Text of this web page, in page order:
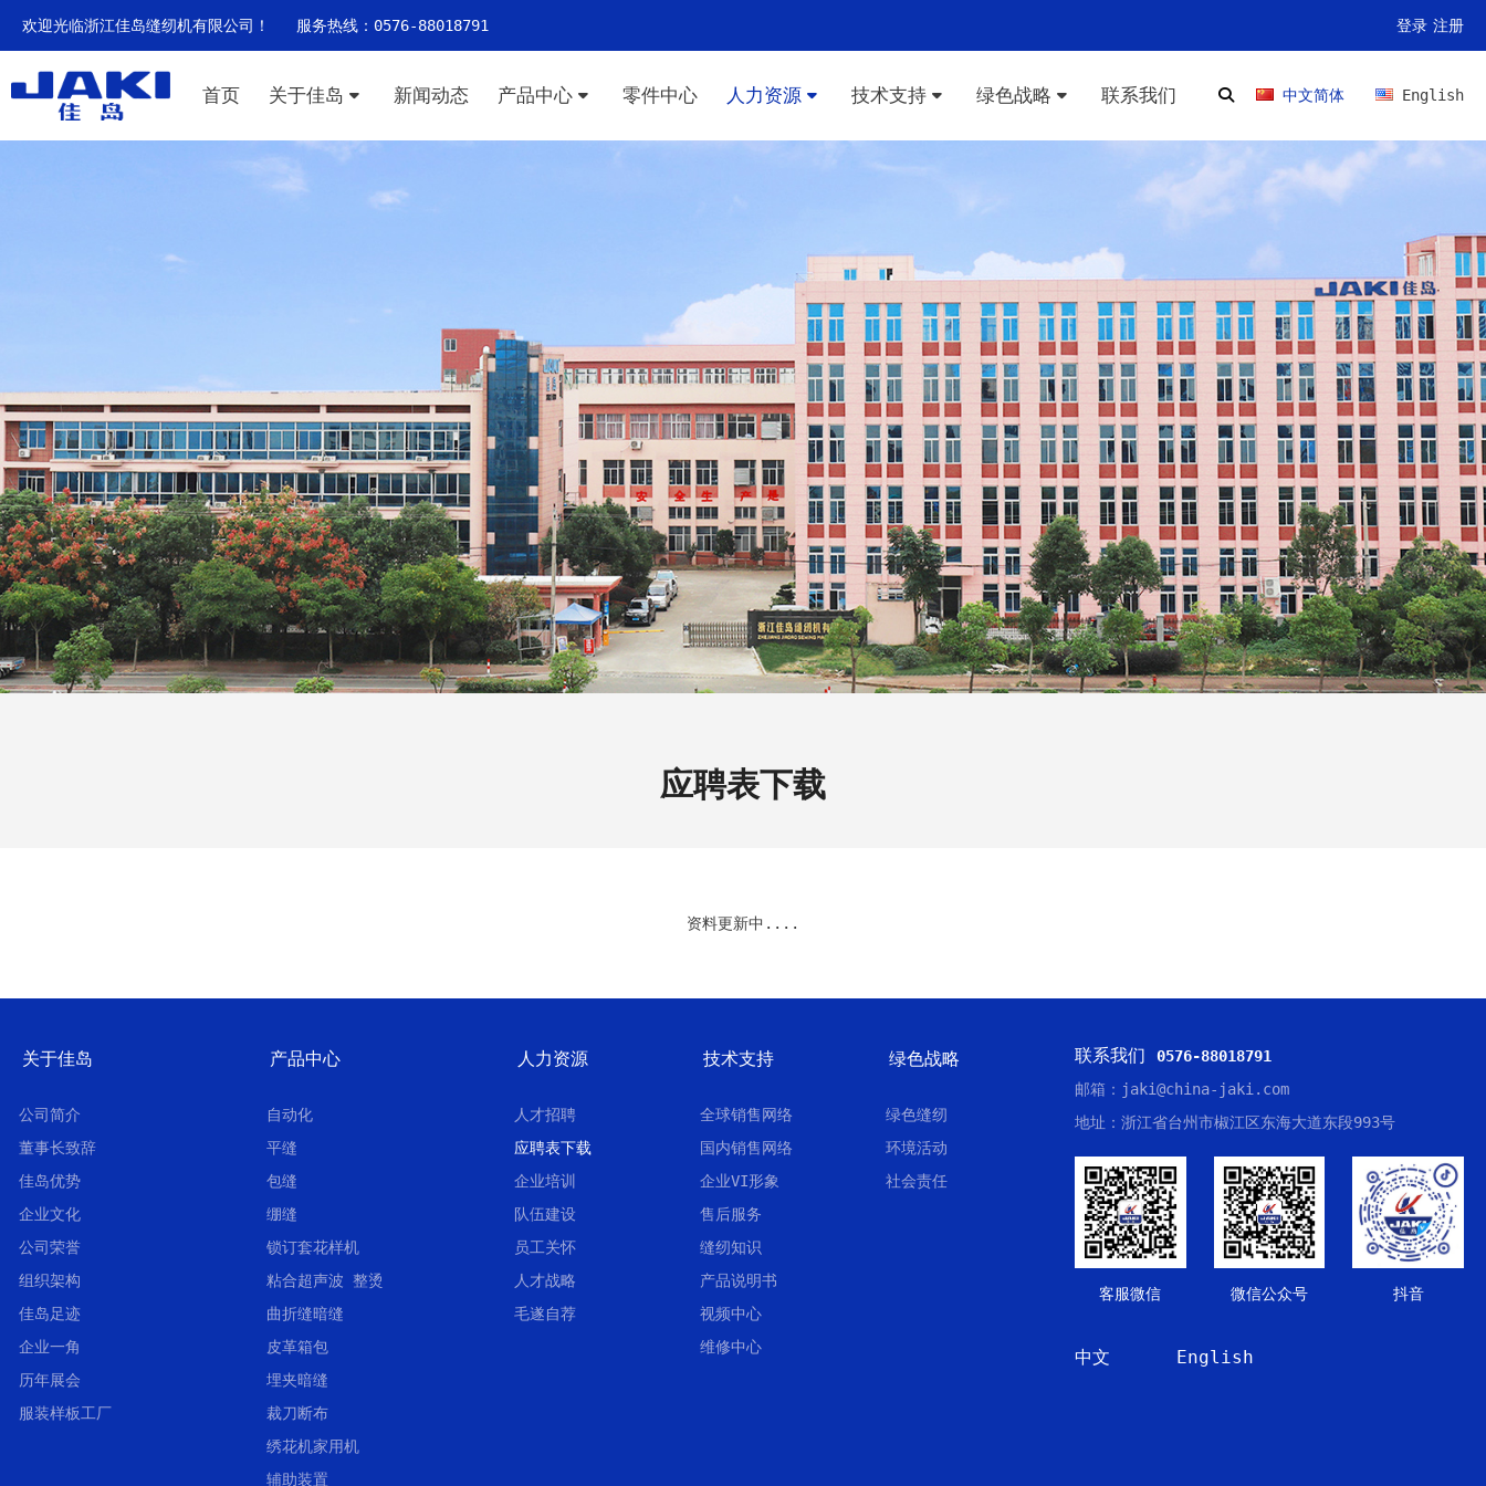
欢迎光临浙江佳岛缝纫机有限公司！ 服务热线：0576-88018791 登录 注册
首页 关于佳岛 新闻动态 产品中心 零件中心 人力资源 技术支持 绿色战略 联系我们 中文简体 English
应聘表下载
资料更新中....
关于佳岛
公司简介
董事长致辞
佳岛优势
企业文化
公司荣誉
组织架构
佳岛足迹
企业一角
历年展会
服装样板工厂
产品中心
自动化
平缝
包缝
绷缝
锁订套花样机
粘合超声波 整烫
曲折缝暗缝
皮革箱包
埋夹暗缝
裁刀断布
绣花机家用机
辅助装置
人力资源
人才招聘
应聘表下载
企业培训
队伍建设
员工关怀
人才战略
毛遂自荐
技术支持
全球销售网络
国内销售网络
企业VI形象
售后服务
缝纫知识
产品说明书
视频中心
维修中心
绿色战略
绿色缝纫
环境活动
社会责任
联系我们 0576-88018791
邮箱：jaki@china-jaki.com
地址：浙江省台州市椒江区东海大道东段993号
客服微信 微信公众号 抖音
中文 English